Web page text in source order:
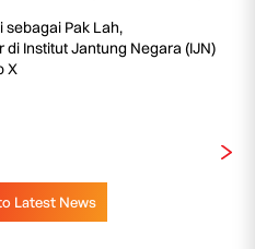
sebagai Pak Lah,
Institut Jantung Negara (IJN)
X
Latest News